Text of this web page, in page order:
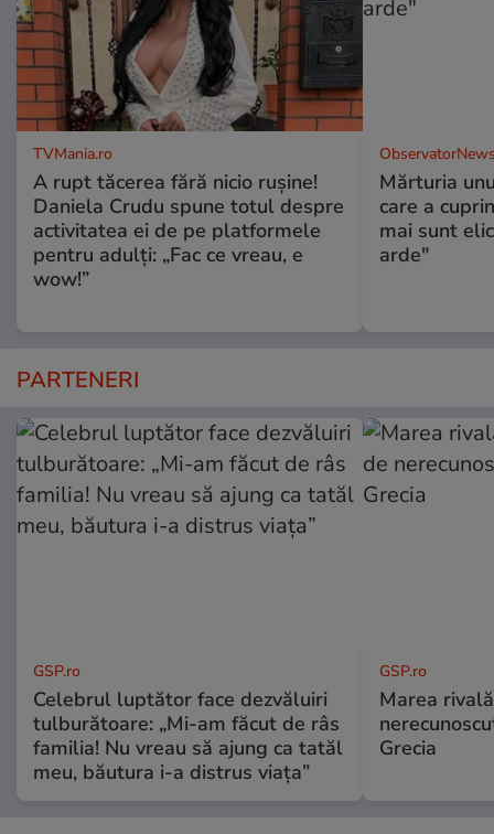
TVMania.ro
A rupt tăcerea fără nicio rușine!
Daniela Crudu spune totul despre
activitatea ei de pe platformele
pentru adulți: „Fac ce vreau, e
wow!”
Mărturia
care a
mai sunt
arde"
PARTENERI
GSP.ro
Celebrul luptător face dezvăluiri
tulburătoare: „Mi-am făcut de râs
familia! Nu vreau să ajung ca tatăl
meu, băutura i-a distrus viața”
GSP.ro
Marea
Grecia